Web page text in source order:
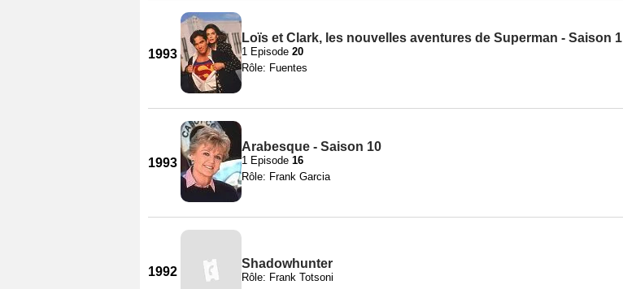
1993
Loïs et Clark, les nouvelles aventures de Superman - Saison 1
1 Episode 20
Rôle: Fuentes
1993
Arabesque - Saison 10
1 Episode 16
Rôle: Frank Garcia
1992
Shadowhunter
Rôle: Frank Totsoni